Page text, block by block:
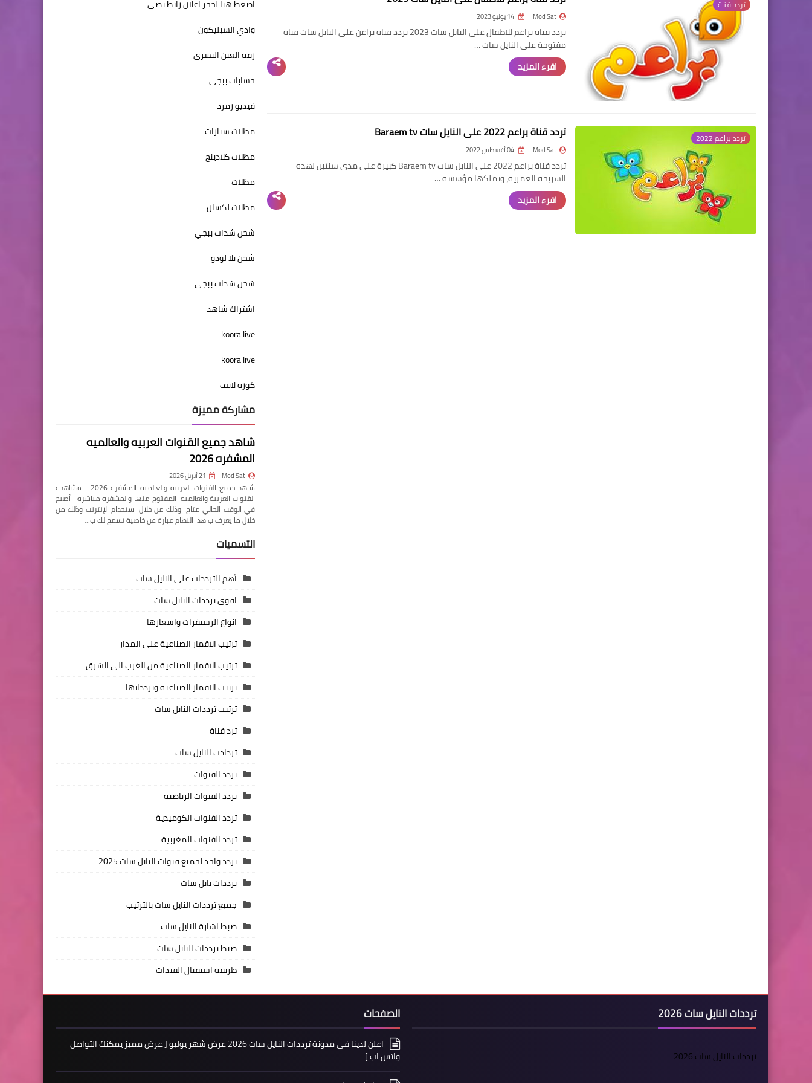
تردد قناة
Mod Sat
تردد قناة براعم للاطفال على النايل سات 2023 تردد قناة براعن على النايل سات قناة
مفتوحة على النايل سات …
اقرء المزيد
تردد براعم 2022 تردد قناة براعم 2022 على النايل سات Baraem tv
Mod Sat
تردد قناة براعم 2022 على النايل سات Baraem tv كبيرة على مدى سنتين لهذه
الشريحة العمرية، وتملكها مؤسسة …
اقرء المزيد
اضغط هنا لحجز اعلان رابط نصى
وادي السيليكون
رفة العين اليسرى
حسابات ببجي
فيديو زمرد
مظلات سيارات
مظلات كلادينج
مظلات
مظلات لكسان
شحن شدات ببجي
شحن يلا لودو
شحن شدات ببجي
اشتراك شاهد
koora live
koora live
كورة لايف
مشاركة مميزة
شاهد جميع القنوات العربيه والعالميه
المشفره 2026
Mod Sat 21 أبريل 2026
شاهد جميع القنوات العربيه والعالميه المشفره 2026 مشاهده
القنوات العربية والعالميه المفتوح منها والمشفره مباشره أصبح
في الوقت الحالي متاح، وذلك من خلال استخدام الإنترنت وذلك من
خلال ما يعرف ب هذا النظام عبارة عن خاصية تسمح لك ب…
التسميات
أهم الترددات على النايل سات
اقوى ترددات النايل سات
انواع الرسيفرات واسعارها
ترتيب الاقمار الصناعية على المدار
ترتيب الاقمار الصناعية من الغرب الى الشرق
ترتيب الاقمار الصناعية وتردداتها
ترتيب ترددات النايل سات
ترد قناة
تردادت النايل سات
تردد القنوات
تردد القنوات الرياضية
تردد القنوات الكوميدية
تردد القنوات المغربية
تردد واحد لجميع قنوات النايل سات 2025
ترددات نايل سات
جميع ترددات النايل سات بالترتيب
ضبط اشارة النايل سات
ضبط ترددات النايل سات
طريقة استقبال الفيدات
ترددات النايل سات 2026
ترددات النايل سات 2026
الصفحات
اعلن لدينا فى مدونة ترددات النايل سات 2026 عرض شهر يوليو [ عرض مميز يمكنك التواصل
واتس اب ]